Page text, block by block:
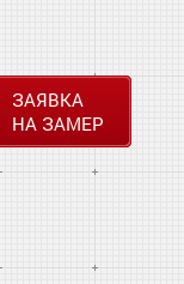
ЗАЯВКА
НА ЗАМЕР